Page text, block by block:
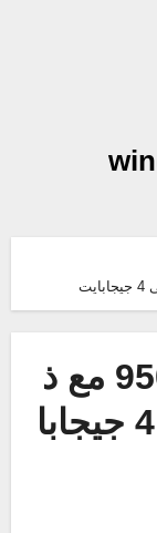
جميع مميزات لوميا 950 مع ذ
اكرة وصول عشوائى 4 جيجابا